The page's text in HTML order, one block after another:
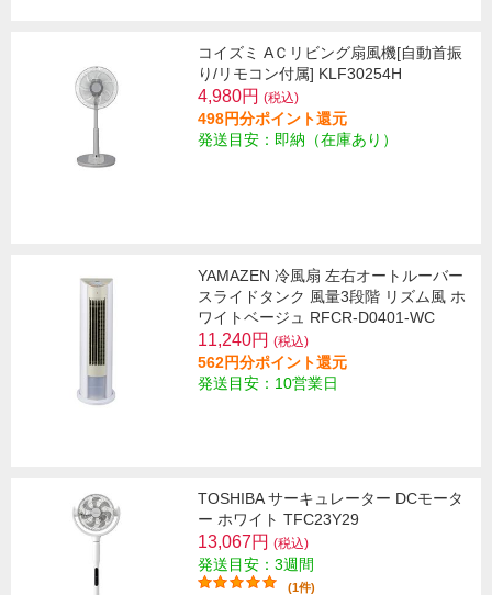
コイズミ AＣリビング扇風機[自動首振
り/リモコン付属] KLF30254H
4,980円 (税込)
498円分ポイント還元
発送目安：即納（在庫あり）
YAMAZEN 冷風扇 左右オートルーバー
スライドタンク 風量3段階 リズム風 ホ
ワイトベージュ RFCR-D0401-WC
11,240円 (税込)
562円分ポイント還元
発送目安：10営業日
TOSHIBA サーキュレーター DCモータ
ー ホワイト TFC23Y29
13,067円 (税込)
発送目安：3週間
(1件)